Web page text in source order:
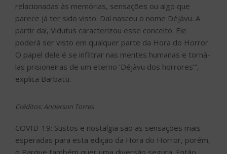
relacionadas às memórias, sensações ou algo que
parece já ter sido visto. Daí nasceu o nome Déjàvu. A
partir daí, Vidutus caracterizou esse conceito. Ele
poderá ser visto em qualquer parte da Hora do Horror.
O papel dele é se infiltrar nas mentes humanas e torná-
las prisioneiras de um eterno ‘Déjàvu dos horrores’”,
explica Barbatti.
Créditos: Anderson Torres
COVID-19: Sustos e nostalgia são as sensações mais
esperadas para esta edição da Hora do Horror, porém,